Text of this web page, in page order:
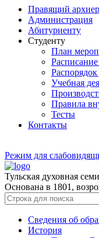
Правящий
Администрация
Абитуриенту
Студенту
План
Учебная
Правила
Тесты
Контакты
Режим для
Тульская духовная
Основана в 1801,
Сведения об
История